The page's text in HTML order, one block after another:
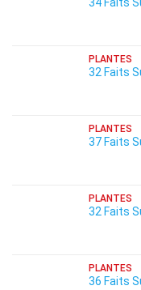
PLANTES
32 Faits
PLANTES
37 Faits
PLANTES
32 Faits
PLANTES
36 Faits